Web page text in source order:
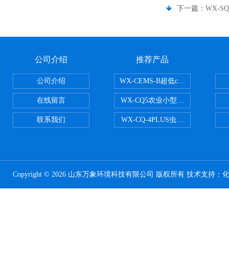
下一篇： WX-
公司介绍
公司介绍
在线留言
联系我们
推荐产品
WX-CEMS-B超低cems烟气监测系
WX-CQ5农业小型气象站
WX-CQ-4PLUS虫情测报灯
Copyright © 2026 山东万象环境科技有限公司 版权所有 技术支持：